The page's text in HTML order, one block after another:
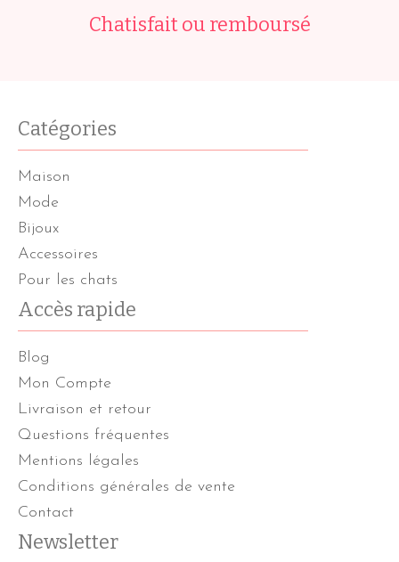
Chatisfait ou remboursé
Catégories
Maison
Mode
Bijoux
Accessoires
Pour les chats
Accès rapide
Blog
Mon Compte
Livraison et retour
Questions fréquentes
Mentions légales
Conditions générales de vente
Contact
Newsletter